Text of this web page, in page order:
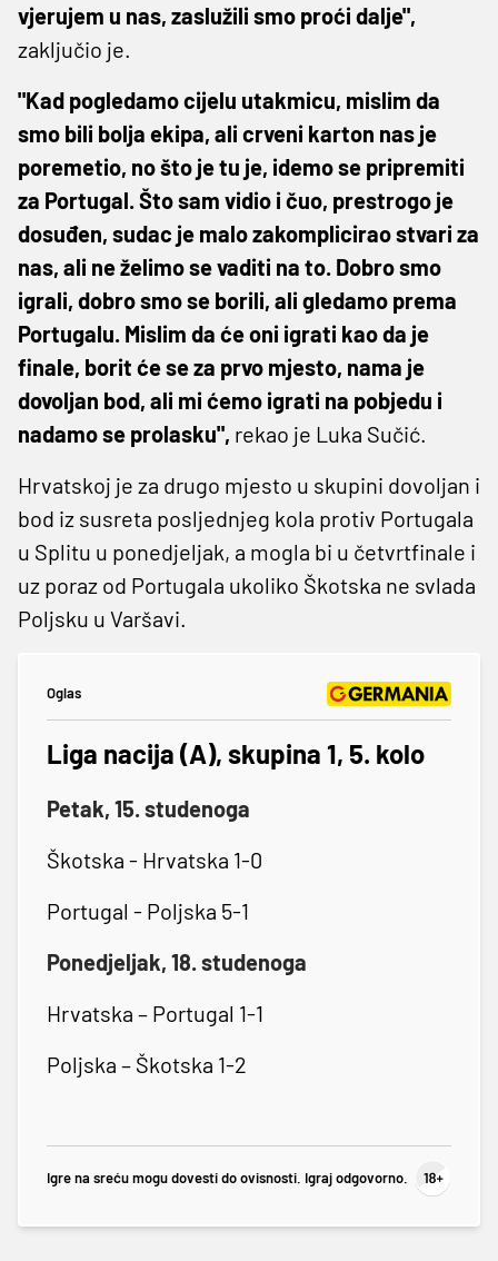
vjerujem u nas, zaslužili smo proći dalje",
zaključio je.
"Kad pogledamo cijelu utakmicu, mislim da
smo bili bolja ekipa, ali crveni karton nas je
poremetio, no što je tu je, idemo se pripremiti
za Portugal. Što sam vidio i čuo, prestrogo je
dosuđen, sudac je malo zakomplicirao stvari za
nas, ali ne želimo se vaditi na to. Dobro smo
igrali, dobro smo se borili, ali gledamo prema
Portugalu. Mislim da će oni igrati kao da je
finale, borit će se za prvo mjesto, nama je
dovoljan bod, ali mi ćemo igrati na pobjedu i
nadamo se prolasku", rekao je Luka Sučić.
Hrvatskoj je za drugo mjesto u skupini dovoljan i
bod iz susreta posljednjeg kola protiv Portugala
u Splitu u ponedjeljak, a mogla bi u četvrtfinale i
uz poraz od Portugala ukoliko Škotska ne svlada
Poljsku u Varšavi.
Oglas
Liga nacija (A), skupina 1, 5. kolo
Petak, 15. studenoga
Škotska - Hrvatska 1-0
Portugal - Poljska 5-1
Ponedjeljak, 18. studenoga
Hrvatska – Portugal 1-1
Poljska – Škotska 1-2
Igre na sreću mogu dovesti do ovisnosti. Igraj odgovorno.